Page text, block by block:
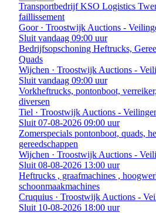
Transportbedrijf KSO Logistics
faillissement
Goor · Troostwijk Auctions -
Sluit vandaag 09:00 uur
Bedrijfsopschoning Heftrucks,
Quads
Wijchen · Troostwijk Auctions -
Sluit vandaag 09:00 uur
Vorkheftrucks, pontonboot,
diversen
Tiel · Troostwijk Auctions -
Sluit 07-08-2026 09:00 uur
Zomerspecials pontonboot, quads,
gereedschappen
Wijchen · Troostwijk Auctions -
Sluit 08-08-2026 13:00 uur
Heftrucks , graafmachines ,
schoonmaakmachines
Cruquius · Troostwijk Auctions -
Sluit 10-08-2026 18:00 uur